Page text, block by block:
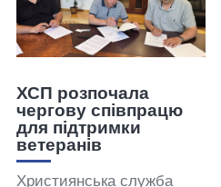
ХСП розпочала
чергову співпрацю
для підтримки
ветеранів
Християнська служба